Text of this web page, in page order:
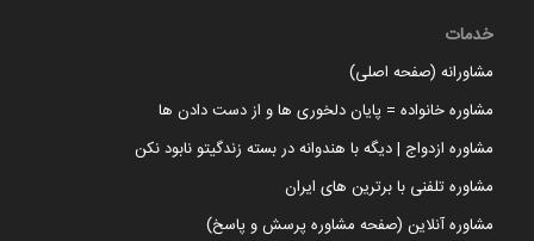
خدمات
مشاورانه (صفحه اصلی)
مشاوره خانواده = پایان دلخوری ها و از دست دادن ها
مشاوره ازدواج | دیگه با هندوانه در بسته زندگیتو نابود نکن
مشاوره تلفنی با برترین های ایران
مشاوره آنلاین (صفحه مشاوره پرسش و پاسخ)